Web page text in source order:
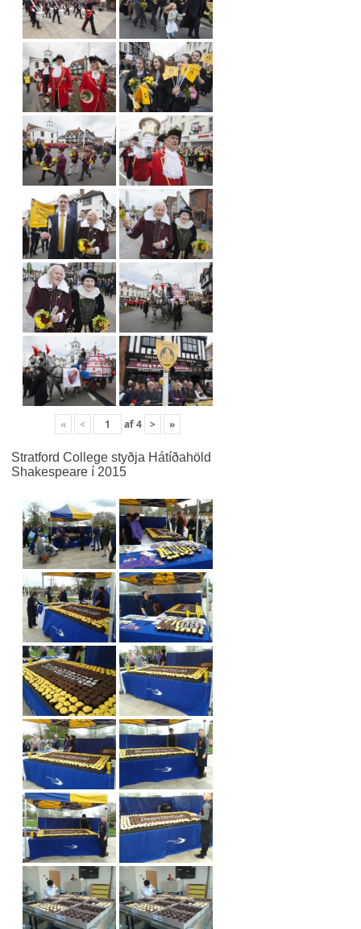
« < af4 > »
Stratford College styðja Hátíðahöld
Shakespeare í 2015